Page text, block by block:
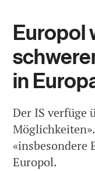
Europol
in
Der IS verfüge
«insbesondere
Europol.